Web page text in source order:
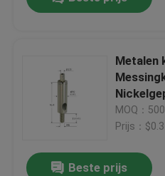
Metalen
draad
MOQ：
Prijs：
Beste prijs